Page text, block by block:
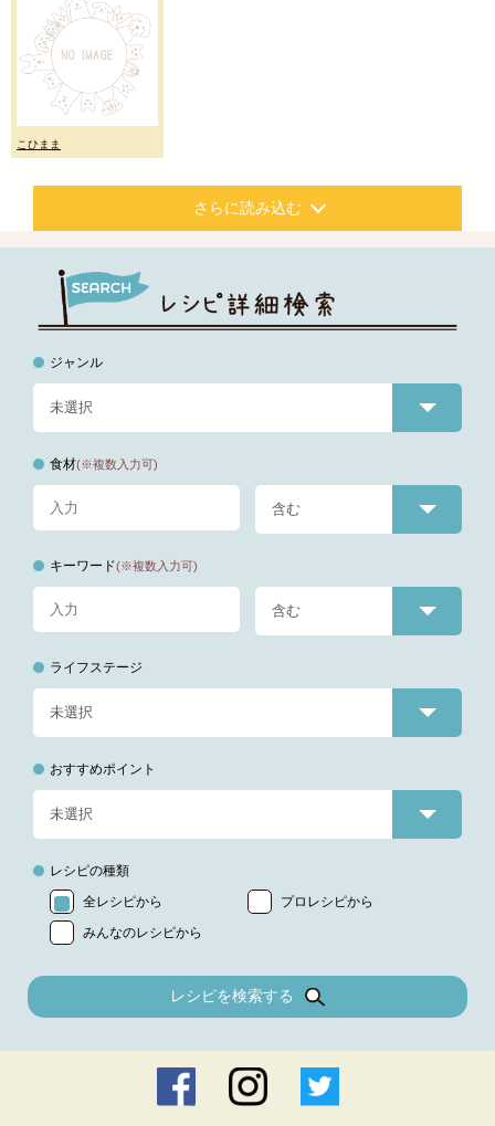
こひまま
さらに読み込む
ジャンル
食材(※複数入力可)
キーワード(※複数入力可)
ライフステージ
おすすめポイント
レシピの種類
全レシピから
プロレシピから
みんなのレシピから
レシピを検索する